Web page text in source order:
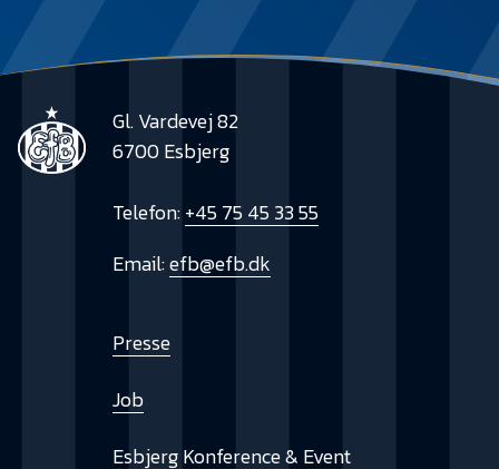
Gl. Vardevej 82
6700 Esbjerg
Telefon:+45 75 45 33 55
Email:efb@efb.dk
Presse
Job
Esbjerg Konference & Event